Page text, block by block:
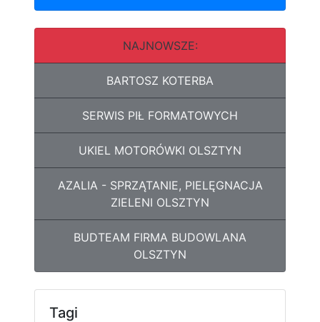
NAJNOWSZE:
BARTOSZ KOTERBA
SERWIS PIŁ FORMATOWYCH
UKIEL MOTORÓWKI OLSZTYN
AZALIA - SPRZĄTANIE, PIELĘGNACJA
ZIELENI OLSZTYN
BUDTEAM FIRMA BUDOWLANA
OLSZTYN
Tagi